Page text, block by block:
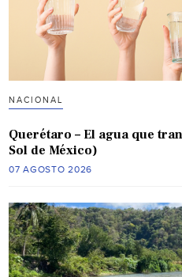
NACIONAL
Querétaro – El agua que
Sol de México)
07 AGOSTO 2026